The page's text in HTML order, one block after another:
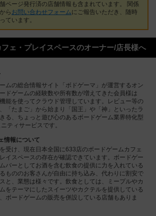
ページ発行済の店舗情報も含まれています。 関係
ら お問い合わせフォームにご報告いただき、随時
ています。
ェ・プレイスペースのオーナー/店長様へ
ムの総合情報サイト「ボドゲーマ」が運営するオン
ドゲームの経験数や所有数が増えてきた会員様は
能を使ってクラウド管理しています。レビュー等の
「たまご」から始まり「国王」や「神」といったラ
る、ちょっと遊び心のあるボードゲーム業界特化型
ティサービスです。
情報について
受け、現在日本全国に633店のボードゲームカフェ
イスペースの存在が確認できています。ボードゲー
バーとしてお酒を含む飲食の提供に力を入れている
もののお客さんが自由に持ち込み、代わりに割安で
と、業態は様々です。飲食としては、ミープルやカ
をテーマにしたスイーツやカクテルを提供している
ボードゲームの販売を併設している店舗もありま